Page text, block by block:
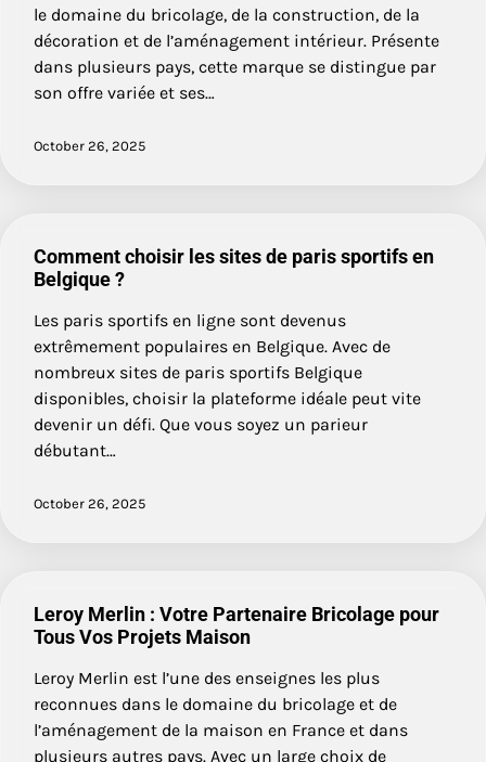
le domaine du bricolage, de la construction, de la
décoration et de l’aménagement intérieur. Présente
dans plusieurs pays, cette marque se distingue par
son offre variée et ses…
October 26, 2025
Comment choisir les sites de paris sportifs en
Belgique ?
Les paris sportifs en ligne sont devenus
extrêmement populaires en Belgique. Avec de
nombreux sites de paris sportifs Belgique
disponibles, choisir la plateforme idéale peut vite
devenir un défi. Que vous soyez un parieur
débutant…
October 26, 2025
Leroy Merlin : Votre Partenaire Bricolage pour
Tous Vos Projets Maison
Leroy Merlin est l’une des enseignes les plus
reconnues dans le domaine du bricolage et de
l’aménagement de la maison en France et dans
plusieurs autres pays. Avec un large choix de